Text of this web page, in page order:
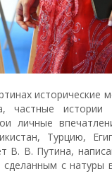
исторические
частные
личные
Турцию,
В. В. Путина,
с натуры